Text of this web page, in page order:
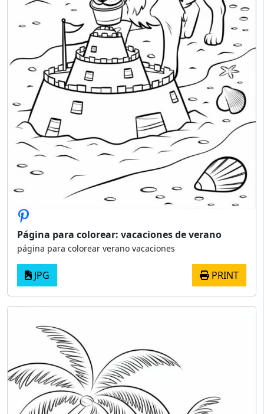
Página para colorear: vacaciones de verano
página para colorear verano vacaciones
JPG PRINT